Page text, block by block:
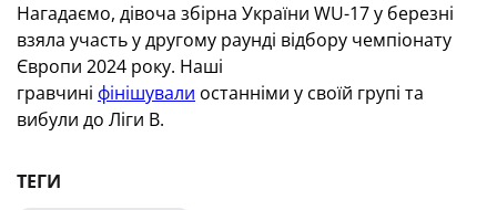
Нагадаємо, дівоча збірна України WU-17 у березні
взяла участь у другому раунді відбору чемпіонату
Європи 2024 року. Наші
гравчині фінішували останніми у своїй групі та
вибули до Ліги В.
ТЕГИ